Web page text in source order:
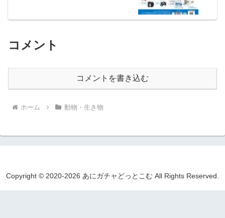
コメント
コメントを書き込む
ホーム 動物・生き物
Copyright © 2020-2026 あにガチャどっとこむ All Rights Reserved.